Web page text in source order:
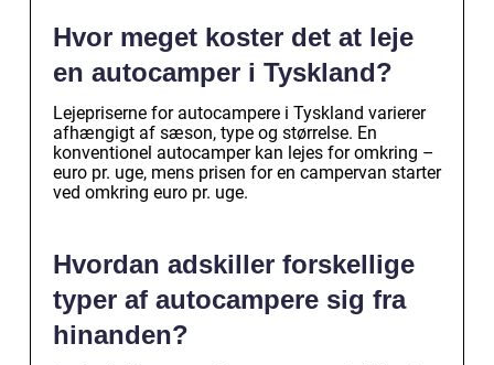
Hvor meget koster det at leje
en autocamper i Tyskland?
Lejepriserne for autocampere i Tyskland varierer
afhængigt af sæson, type og størrelse. En
konventionel autocamper kan lejes for omkring –
euro pr. uge, mens prisen for en campervan starter
ved omkring euro pr. uge.
Hvordan adskiller forskellige
typer af autocampere sig fra
hinanden?